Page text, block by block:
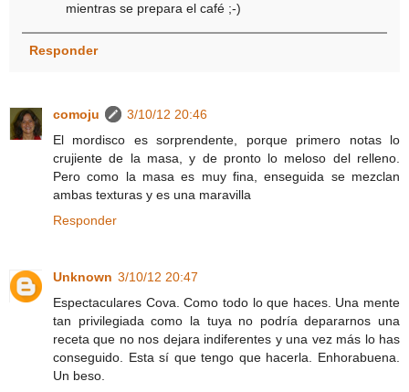
mientras se prepara el café ;-)
Responder
comoju
3/10/12 20:46
El mordisco es sorprendente, porque primero notas lo
crujiente de la masa, y de pronto lo meloso del relleno.
Pero como la masa es muy fina, enseguida se mezclan
ambas texturas y es una maravilla
Responder
Unknown 3/10/12 20:47
Espectaculares Cova. Como todo lo que haces. Una mente
tan privilegiada como la tuya no podría depararnos una
receta que no nos dejara indiferentes y una vez más lo has
conseguido. Esta sí que tengo que hacerla. Enhorabuena.
Un beso.